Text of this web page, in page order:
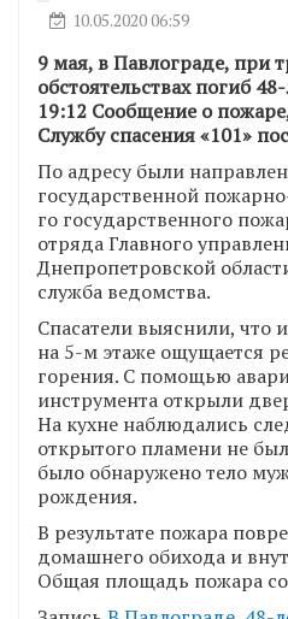
10.05.2020 06:59
9 мая, в Павлограде, при
обстоятельствах погиб
19:12 Сообщение о
Службу спасения «101»
По адресу были
государственной
го государственного
отряда Главного
Днепропетровской
служба ведомства.
Спасатели выяснили, что
на 5-м этаже ощущается
горения. С помощью
инструмента открыли
На кухне наблюдались
открытого пламени не
было обнаружено тело
рождения.
В результате пожара
домашнего обихода и
Общая площадь пожара